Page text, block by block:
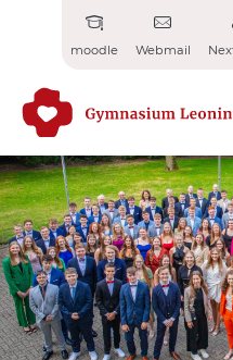
moodle Webmail